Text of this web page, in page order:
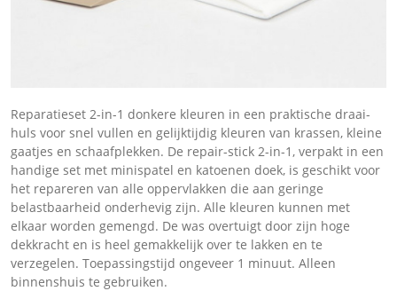
Reparatieset 2-in-1 donkere kleuren in een praktische draai-
huls voor snel vullen en gelijktijdig kleuren van krassen, kleine
gaatjes en schaafplekken. De repair-stick 2-in-1, verpakt in een
handige set met minispatel en katoenen doek, is geschikt voor
het repareren van alle oppervlakken die aan geringe
belastbaarheid onderhevig zijn. Alle kleuren kunnen met
elkaar worden gemengd. De was overtuigt door zijn hoge
dekkracht en is heel gemakkelijk over te lakken en te
verzegelen. Toepassingstijd ongeveer 1 minuut. Alleen
binnenshuis te gebruiken.